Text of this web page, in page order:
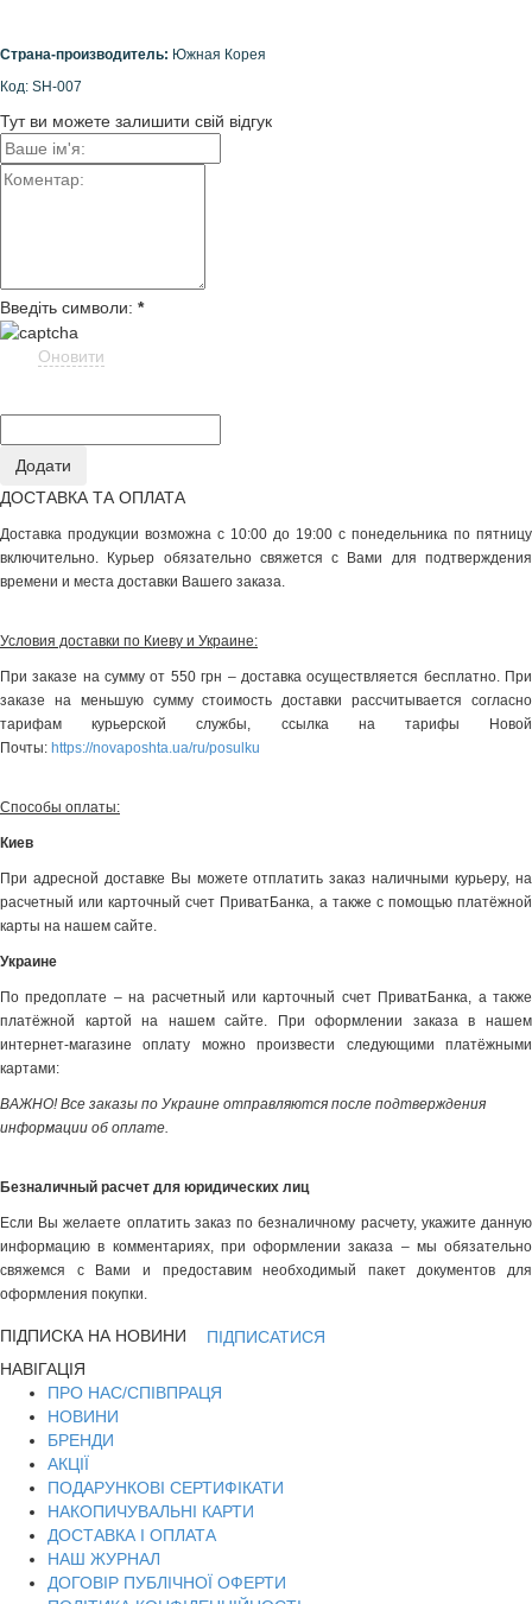
Страна-производитель: Южная Корея
Код: SH-007
Тут ви можете залишити свій відгук
Введіть символи: *
Оновити
ДОСТАВКА ТА ОПЛАТА
Доставка продукции возможна с 10:00 до 19:00 с понедельника по пятницу
включительно. Курьер обязательно свяжется с Вами для подтверждения
времени и места доставки Вашего заказа.
Условия доставки по Киеву и Украине:
При заказе на сумму от 550 грн – доставка осуществляется бесплатно. При
заказе на меньшую сумму стоимость доставки рассчитывается согласно
тарифам курьерской службы, ссылка на тарифы Новой
Почты: https://novaposhta.ua/ru/posulku
Способы оплаты:
Киев
При адресной доставке Вы можете отплатить заказ наличными курьеру, на
расчетный или карточный счет ПриватБанка, а также с помощью платёжной
карты на нашем сайте.
Украине
По предоплате – на расчетный или карточный счет ПриватБанка, а также
платёжной картой на нашем сайте. При оформлении заказа в нашем
интернет-магазине оплату можно произвести следующими платёжными
картами:
ВАЖНО! Все заказы по Украине отправляются после подтверждения
информации об оплате.
Безналичный расчет для юридических лиц
Если Вы желаете оплатить заказ по безналичному расчету, укажите данную
информацию в комментариях, при оформлении заказа – мы обязательно
свяжемся с Вами и предоставим необходимый пакет документов для
оформления покупки.
ПІДПИСКА НА НОВИНИ
ПІДПИСАТИСЯ
НАВІГАЦІЯ
ПРО НАС/СПІВПРАЦЯ
НОВИНИ
БРЕНДИ
АКЦІЇ
ПОДАРУНКОВІ СЕРТИФІКАТИ
НАКОПИЧУВАЛЬНІ КАРТИ
ДОСТАВКА І ОПЛАТА
НАШ ЖУРНАЛ
ДОГОВІР ПУБЛІЧНОЇ ОФЕРТИ